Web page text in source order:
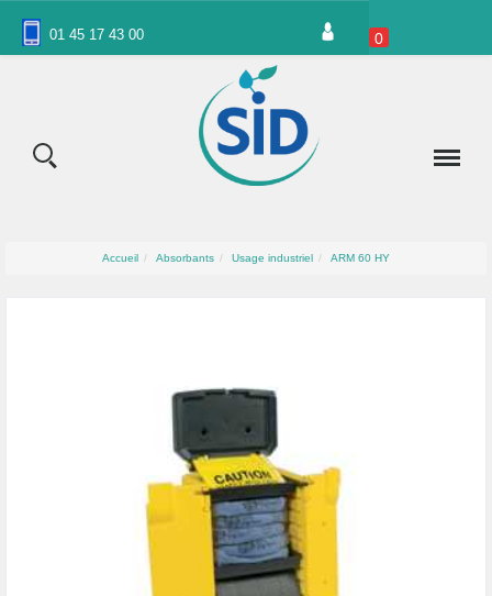
01 45 17 43 00 0
Accueil Absorbants Usage industriel ARM 60 HY